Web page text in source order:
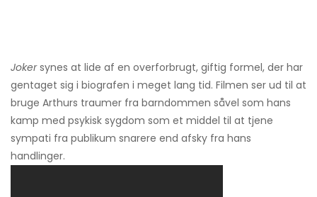
Jokersynes at lide af en overforbrugt, giftig formel, der har
gentaget sig i biografen i meget lang tid. Filmen ser ud til at
bruge Arthurs traumer fra barndommen såvel som hans
kamp med psykisk sygdom som et middel til at tjene
sympati fra publikum snarere end afsky fra hans
handlinger.